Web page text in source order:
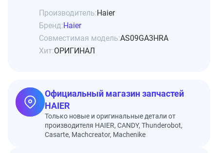
Производитель:Haier
Бренд:Haier
Совместимая модель:AS09GA3HRA
Хит:ОРИГИНАЛ
Официальный магазин запчастей
HAIER
Только новые и оригинальные детали от
производителя HAIER, CANDY, Thunderobot,
Casarte, Machcreator, Machenike